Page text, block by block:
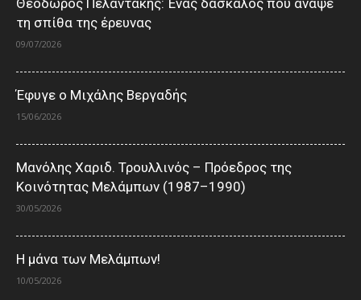
Θεόδωρος Πελαντάκης: Ένας δάσκαλος που άναψε
τη σπίθα της έρευνας
09/07/2026
Έφυγε ο Μιχάλης Βεργαδής
15/06/2026
Μανόλης Χαριδ. Τρουλλινός – Πρόεδρος της
Κοινότητας Μελάμπων (1987–1990)
30/05/2026
Η μάνα των Μελάμπων!
10/05/2026